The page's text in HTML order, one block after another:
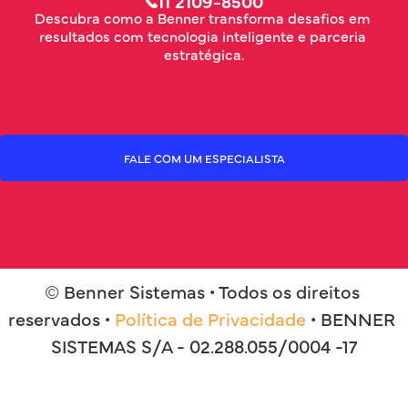
Descubra como a Benner transforma desafios em
resultados com tecnologia inteligente e parceria
estratégica.
FALE COM UM ESPECIALISTA
© Benner Sistemas • Todos os direitos
reservados • Política de Privacidade • BENNER
SISTEMAS S/A - 02.288.055/0004 -17